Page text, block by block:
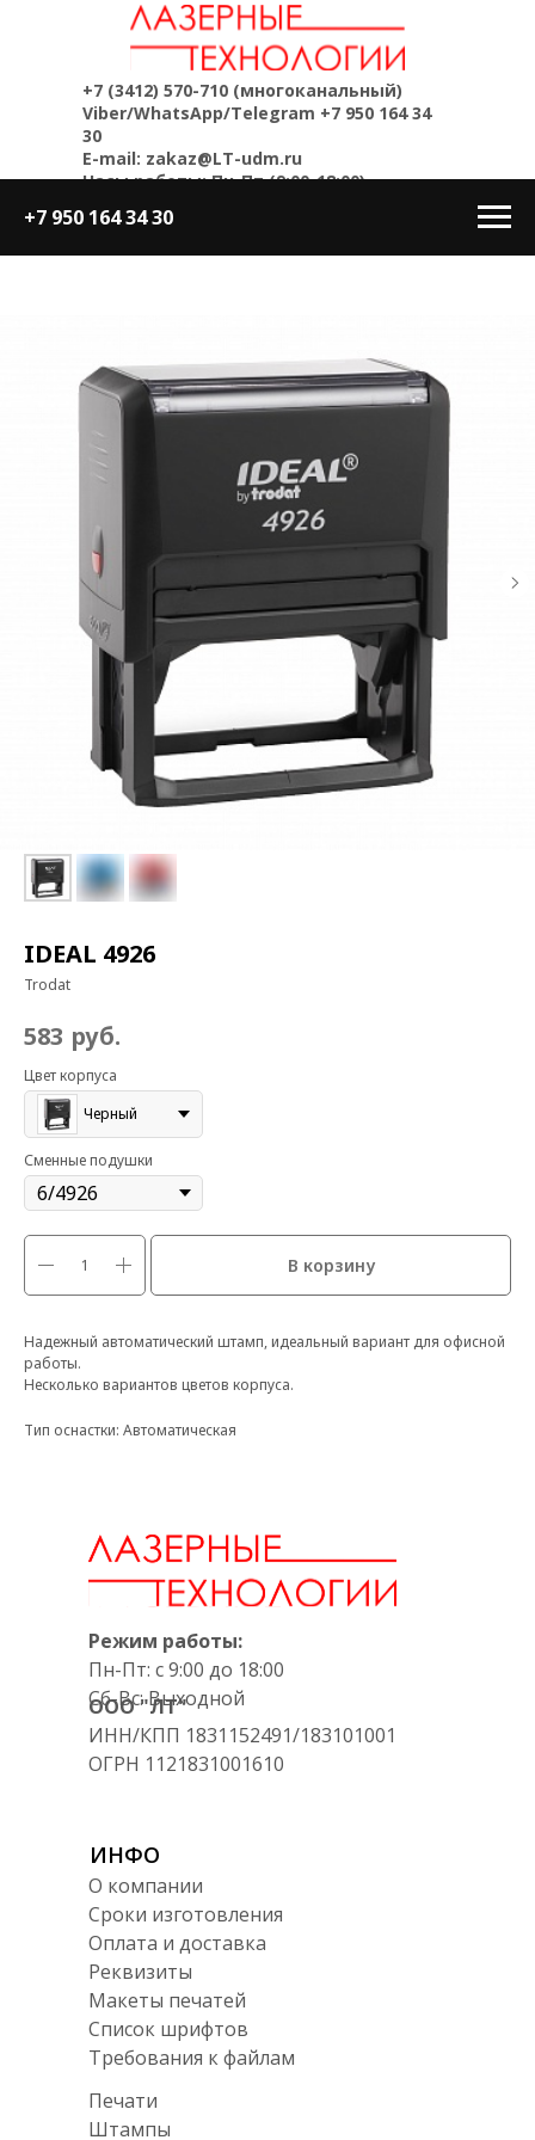
+7 (3412) 570-710 (многоканальный)
Viber/WhatsApp/Telegram +7 950 164 34
30
E-mail: zakaz@LT-udm.ru
Часы работы: Пн-Пт (9:00-18:00)
+7 950 164 34 30
IDEAL 4926
Trodat
583 руб.
Цвет корпуса
Черный
Сменные подушки
В корзину
Надежный автоматический штамп, идеальный вариант для офисной
работы.
Несколько вариантов цветов корпуса.
Тип оснастки: Автоматическая
ИНФО
Режим работы:
Пн-Пт: с 9:00 до 18:00
Сб-Вс: Выходной
О компании
Сроки изготовления
Оплата и доставка
Реквизиты
Макеты печатей
Список шрифтов
Требования к файлам
Печати
Штампы
ООО "ЛТ"
ИНН/КПП 1831152491/183101001
ОГРН 1121831001610